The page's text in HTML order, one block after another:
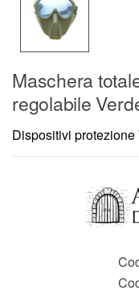
Maschera
regolabile
Dispositivi protezione